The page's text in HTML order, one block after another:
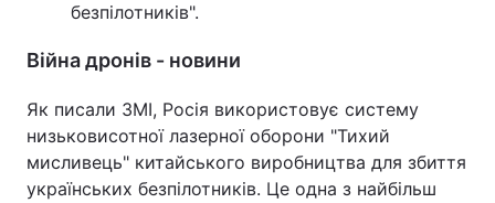
безпілотників".
Війна дронів - новини
Як писали ЗМІ, Росія використовує систему
низьковисотної лазерної оборони "Тихий
мисливець" китайського виробництва для збиття
українських безпілотників. Це одна з найбільш